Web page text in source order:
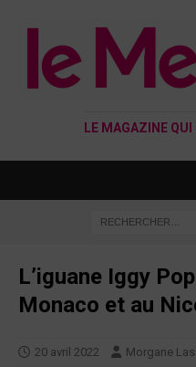
LE MAGAZINE QUI
L’iguane Iggy
Monaco et au
20 avril 2022 Morgane